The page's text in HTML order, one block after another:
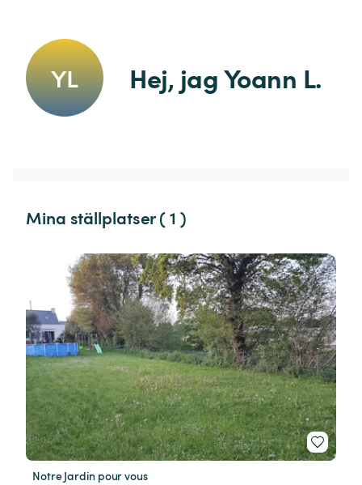
YL Hej, jag Yoann L.
Mina ställplatser ( 1 )
Notre Jardin pour vous